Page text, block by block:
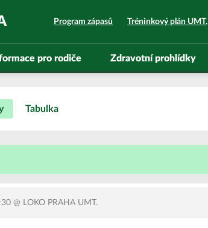
Program zápasů Tréninkový plán UMT.
pro rodiče Zdravotní prohlídky
Tabulka
@ LOKO PRAHA UMT.